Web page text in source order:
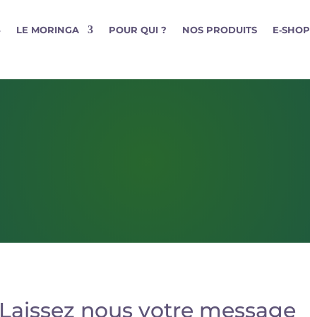
LE MORINGA POUR QUI ? NOS PRODUITS E‑SHOP
Laissez nous votre message